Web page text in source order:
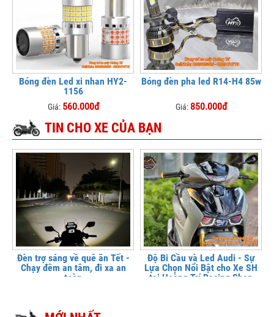
Bóng đèn Led xi nhan HY2-
1156
Giá: 560.000đ
Bóng đèn pha led R14-H4 85w
Giá: 850.000đ
TIN CHO XE CỦA BẠN
Đèn trợ sáng về quê ăn Tết -
Chạy đêm an tâm, đi xa an
toàn
Độ Bi Cầu và Led Audi - Sự
Lựa Chọn Nổi Bật cho Xe SH
tại Hoàng Trí Racing Shop